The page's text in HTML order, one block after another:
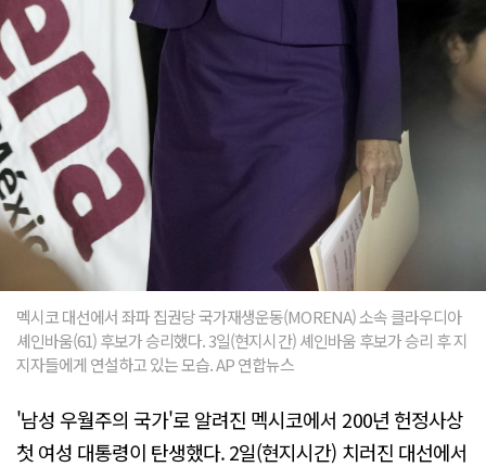
멕시코 대선에서 좌파 집권당 국가재생운동(MORENA) 소속 클라우디아
셰인바움(61) 후보가 승리했다. 3일(현지시간) 셰인바움 후보가 승리 후 지
지자들에게 연설하고 있는 모습. AP 연합뉴스
'남성 우월주의 국가'로 알려진 멕시코에서 200년 헌정사상
첫 여성 대통령이 탄생했다. 2일(현지시간) 치러진 대선에서